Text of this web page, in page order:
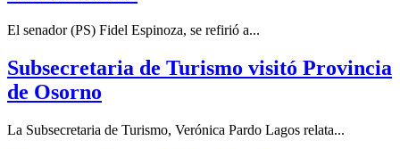
El senador (PS) Fidel Espinoza, se refirió a...
Subsecretaria de Turismo visitó Provincia
de Osorno
La Subsecretaria de Turismo, Verónica Pardo Lagos relata...